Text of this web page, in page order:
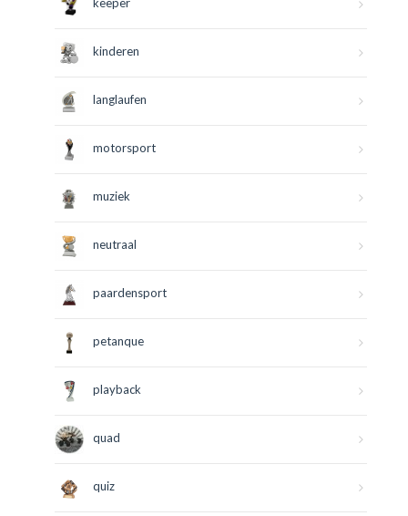
keeper
kinderen
langlaufen
motorsport
muziek
neutraal
paardensport
petanque
playback
quad
quiz